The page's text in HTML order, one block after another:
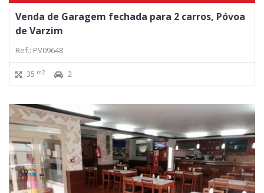
Venda de Garagem fechada para 2 carros, Póvoa
de Varzim
Ref.: PV09648
35 m2 2